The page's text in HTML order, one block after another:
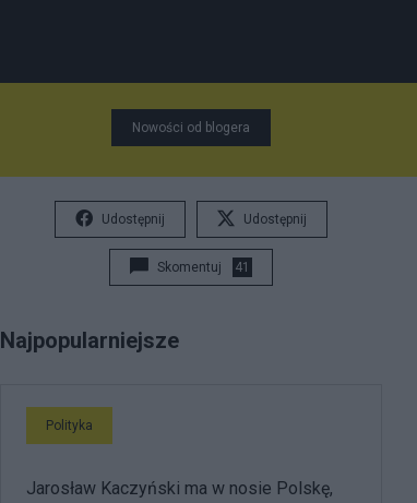
Nowości od blogera
Udostępnij Udostępnij
Skomentuj 41
Najpopularniejsze
Polityka
Jarosław Kaczyński ma w nosie Polskę,